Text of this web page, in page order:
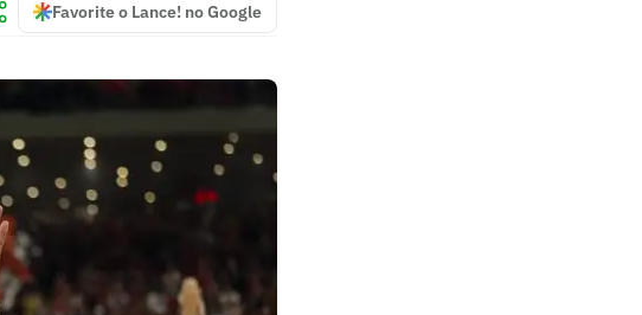
Favorite o Lance! no Google